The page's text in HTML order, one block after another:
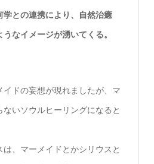
学との連携により、自然治癒
なイメージが湧いてくる。
イドの妄想が現れましたが、マ
いソウルヒーリングになると
、マーメイドとかシリウスと